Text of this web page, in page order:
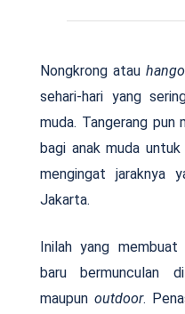
Nongkrong atau
sehari-hari yang
muda. Tangerang pun
bagi anak muda
mengingat jaraknya
Jakarta.
Inilah yang
baru bermunculan
maupun outdoor.